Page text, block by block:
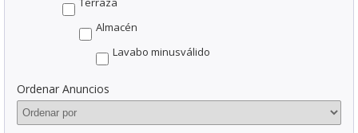
Almacén
Lavabo minusválido
Ordenar Anuncios